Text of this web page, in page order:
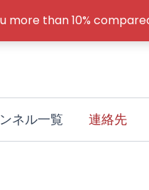
more than 10%
ネル一覧 連絡先